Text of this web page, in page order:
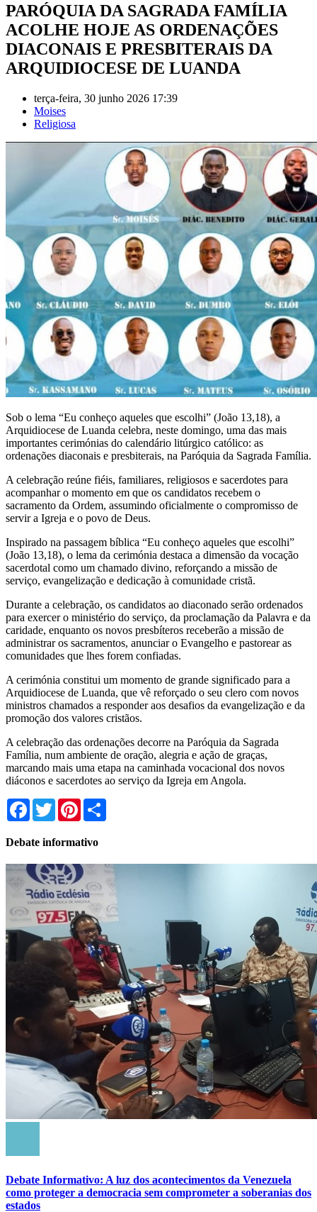
PARÓQUIA DA SAGRADA FAMÍLIA
ACOLHE HOJE AS ORDENAÇÕES
DIACONAIS E PRESBITERAIS DA
ARQUIDIOCESE DE LUANDA
terça-feira, 30 junho 2026 17:39
Moises
Religiosa
Sob o lema “Eu conheço aqueles que escolhi” (João 13,18), a
Arquidiocese de Luanda celebra, neste domingo, uma das mais
importantes cerimónias do calendário litúrgico católico: as
ordenações diaconais e presbiterais, na Paróquia da Sagrada Família.
A celebração reúne fiéis, familiares, religiosos e sacerdotes para
acompanhar o momento em que os candidatos recebem o
sacramento da Ordem, assumindo oficialmente o compromisso de
servir a Igreja e o povo de Deus.
Inspirado na passagem bíblica “Eu conheço aqueles que escolhi”
(João 13,18), o lema da cerimónia destaca a dimensão da vocação
sacerdotal como um chamado divino, reforçando a missão de
serviço, evangelização e dedicação à comunidade cristã.
Durante a celebração, os candidatos ao diaconado serão ordenados
para exercer o ministério do serviço, da proclamação da Palavra e da
caridade, enquanto os novos presbíteros receberão a missão de
administrar os sacramentos, anunciar o Evangelho e pastorear as
comunidades que lhes forem confiadas.
A cerimónia constitui um momento de grande significado para a
Arquidiocese de Luanda, que vê reforçado o seu clero com novos
ministros chamados a responder aos desafios da evangelização e da
promoção dos valores cristãos.
A celebração das ordenações decorre na Paróquia da Sagrada
Família, num ambiente de oração, alegria e ação de graças,
marcando mais uma etapa na caminhada vocacional dos novos
diáconos e sacerdotes ao serviço da Igreja em Angola.
Facebook
TwitterPinterest
Debate informativo
Debate Informativo: A luz dos acontecimentos da Venezuela
como proteger a democracia sem comprometer a soberanias dos
estados